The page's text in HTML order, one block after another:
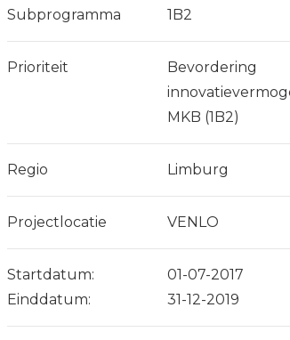
Subprogramma
1B2
Prioriteit
Bevordering
MKB (1B2)
Regio Limburg
Projectlocatie VENLO
Startdatum:
01-07-2017
Einddatum:
31-12-2019